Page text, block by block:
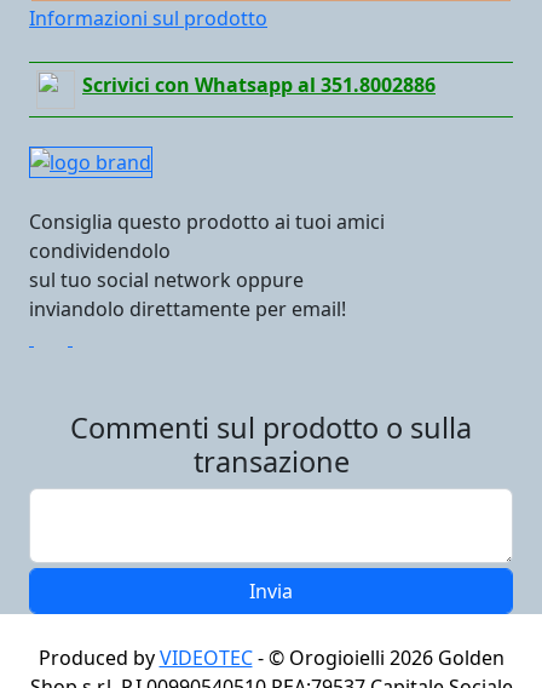
Informazioni sul prodotto
Scrivici con Whatsapp al 351.8002886
Consiglia questo prodotto ai tuoi amici
condividendolo
sul tuo social network oppure
inviandolo direttamente per email!
Commenti sul prodotto o sulla
transazione
Produced byVIDEOTEC - © Orogioielli 2026Golden